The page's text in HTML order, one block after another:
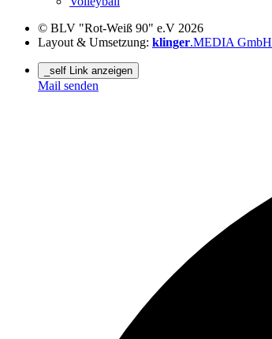
© BLV "Rot-Weiß 90" e.V 2026
Layout & Umsetzung: klinger.MEDIA GmbH
_self Link anzeigen
Mail senden